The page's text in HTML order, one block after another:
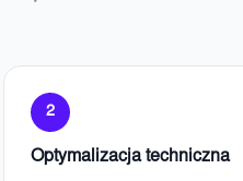
2
Optymalizacja techniczna